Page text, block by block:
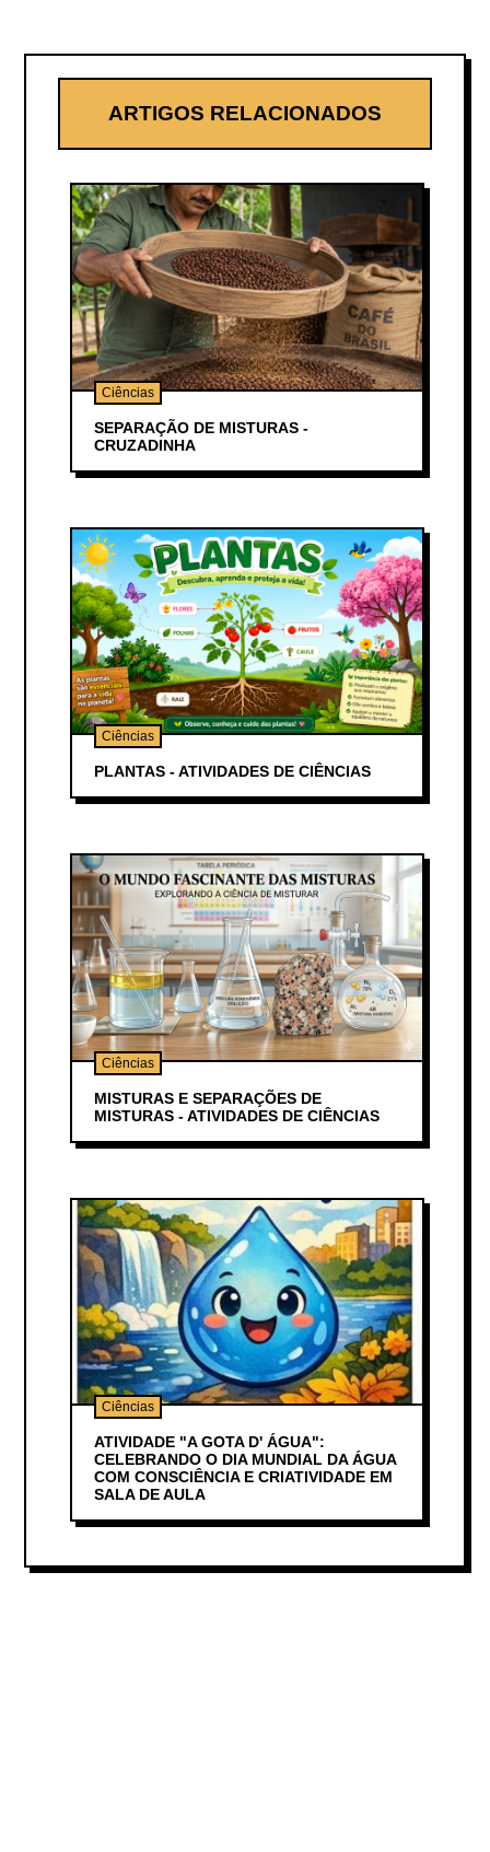
ARTIGOS RELACIONADOS
Ciências
SEPARAÇÃO DE MISTURAS -
CRUZADINHA
Ciências
PLANTAS - ATIVIDADES DE CIÊNCIAS
Ciências
MISTURAS E SEPARAÇÕES DE
MISTURAS - ATIVIDADES DE CIÊNCIAS
Ciências
ATIVIDADE "A GOTA D' ÁGUA":
CELEBRANDO O DIA MUNDIAL DA ÁGUA
COM CONSCIÊNCIA E CRIATIVIDADE EM
SALA DE AULA